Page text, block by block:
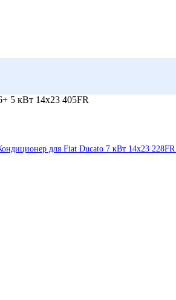
5 кВт 14х23 405FR
для Fiat Ducato 7 кВт 14х23 228FR